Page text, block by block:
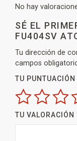
No hay
SÉ EL
FU404SV
Tu dirección de
campos
TU PUNTUACIÓN
TU VALORACIÓN